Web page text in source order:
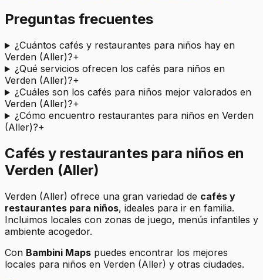
Preguntas frecuentes
¿Cuántos cafés y restaurantes para niños hay en
Verden (Aller)?+
¿Qué servicios ofrecen los cafés para niños en
Verden (Aller)?+
¿Cuáles son los cafés para niños mejor valorados en
Verden (Aller)?+
¿Cómo encuentro restaurantes para niños en Verden
(Aller)?+
Cafés y restaurantes para niños en
Verden (Aller)
Verden (Aller) ofrece una gran variedad de cafés y
restaurantes para niños, ideales para ir en familia.
Incluimos locales con zonas de juego, menús infantiles y
ambiente acogedor.
Con Bambini Maps puedes encontrar los mejores
locales para niños en Verden (Aller) y otras ciudades.